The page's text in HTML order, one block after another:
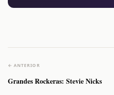
← ANTERIOR
Grandes Rockeras: Stevie Nicks